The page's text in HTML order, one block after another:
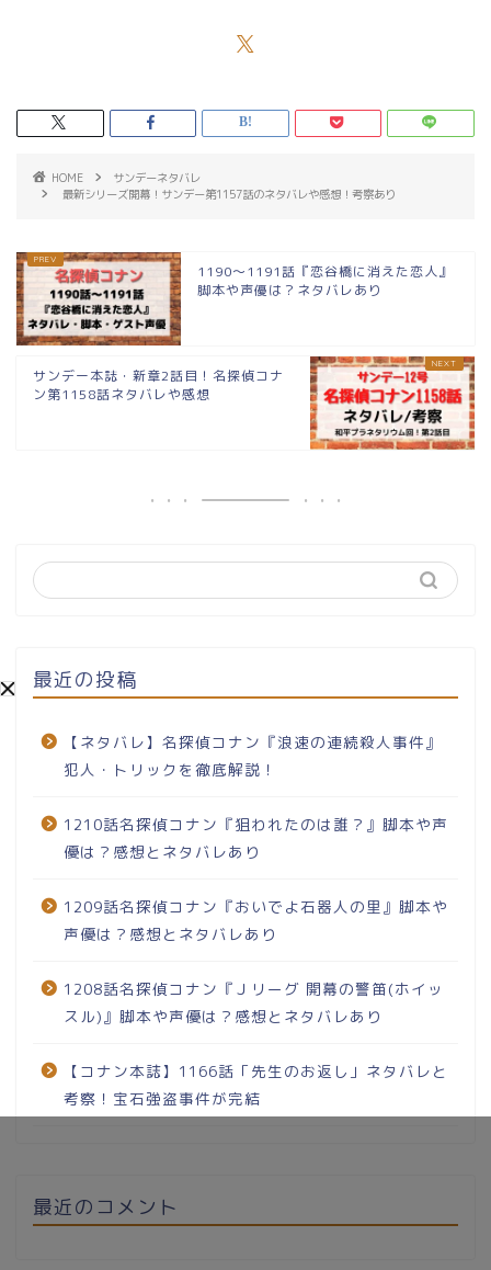
HOME
サンデーネタバレ
最新シリーズ開幕！サンデー第1157話のネタバレや感想！考察あり
1190～1191話『恋谷橋に消えた恋人』
脚本や声優は？ネタバレあり
サンデー本誌・新章2話目！名探偵コナ
ン第1158話ネタバレや感想
最近の投稿
【ネタバレ】名探偵コナン『浪速の連続殺人事件』
犯人・トリックを徹底解説！
1210話名探偵コナン『狙われたのは誰？』脚本や声
優は？感想とネタバレあり
1209話名探偵コナン『おいでよ石器人の里』脚本や
声優は？感想とネタバレあり
1208話名探偵コナン『Ｊリーグ 開幕の警笛(ホイッ
スル)』脚本や声優は？感想とネタバレあり
【コナン本誌】1166話「先生のお返し」ネタバレと
考察！宝石強盗事件が完結
最近のコメント